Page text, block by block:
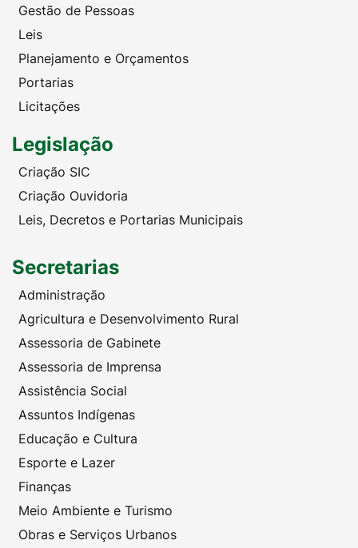
Gestão de Pessoas
Leis
Planejamento e Orçamentos
Portarias
Licitações
Legislação
Criação SIC
Criação Ouvidoria
Leis, Decretos e Portarias Municipais
Secretarias
Administração
Agricultura e Desenvolvimento Rural
Assessoria de Gabinete
Assessoria de Imprensa
Assistência Social
Assuntos Indígenas
Educação e Cultura
Esporte e Lazer
Finanças
Meio Ambiente e Turismo
Obras e Serviços Urbanos